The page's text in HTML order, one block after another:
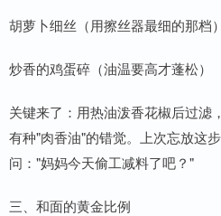
胡萝卜细丝（用擦丝器最细的那档）
炒香的鸡蛋碎（油温要高才蓬松）
关键来了：用热油泼香花椒后过滤
有种"肉香油"的错觉。上次忘放这
问："妈妈今天偷工减料了吧？"
三、和面的黄金比例